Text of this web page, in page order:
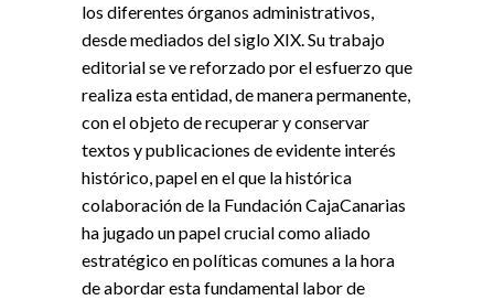
los diferentes órganos administrativos,
desde mediados del siglo XIX. Su trabajo
editorial se ve reforzado por el esfuerzo que
realiza esta entidad, de manera permanente,
con el objeto de recuperar y conservar
textos y publicaciones de evidente interés
histórico, papel en el que la histórica
colaboración de la Fundación CajaCanarias
ha jugado un papel crucial como aliado
estratégico en políticas comunes a la hora
de abordar esta fundamental labor de